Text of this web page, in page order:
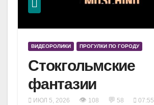
ВИДЕОРОЛИКИ ПРОГУЛКИ ПО ГОРОДУ
Стокгольмские
фантазии
ИЮЛ 5, 2026 👁 108 💬 58 07:55